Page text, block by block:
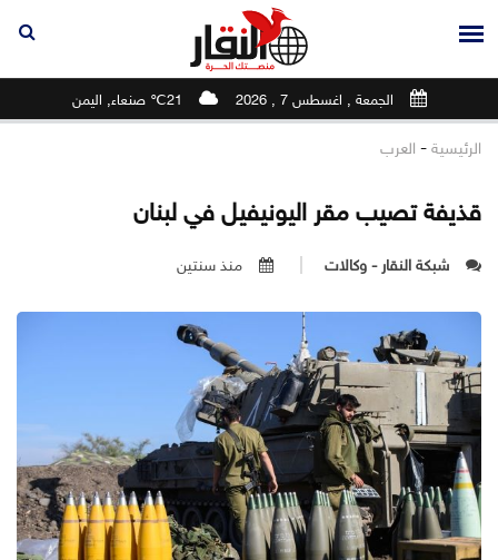
الجمعة , اغسطس 7 , 2026 21℃ صنعاء, اليمن
الرئيسية - العرب
قذيفة تصيب مقر اليونيفيل في لبنان
شبكة النقار - وكالات منذ سنتين